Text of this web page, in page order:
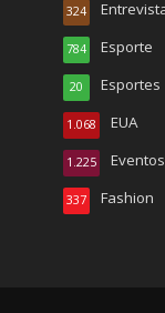
324
Esporte
784
Esportes
20
EUA
1.068
Eventos
1.225
Fashion
337